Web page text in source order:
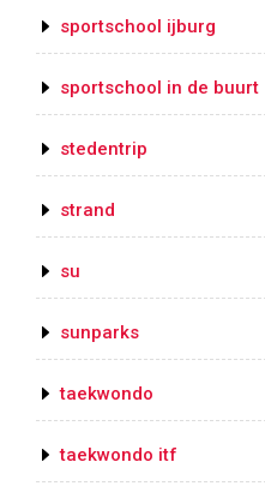
sportschool ijburg
sportschool in de buurt
stedentrip
strand
su
sunparks
taekwondo
taekwondo itf